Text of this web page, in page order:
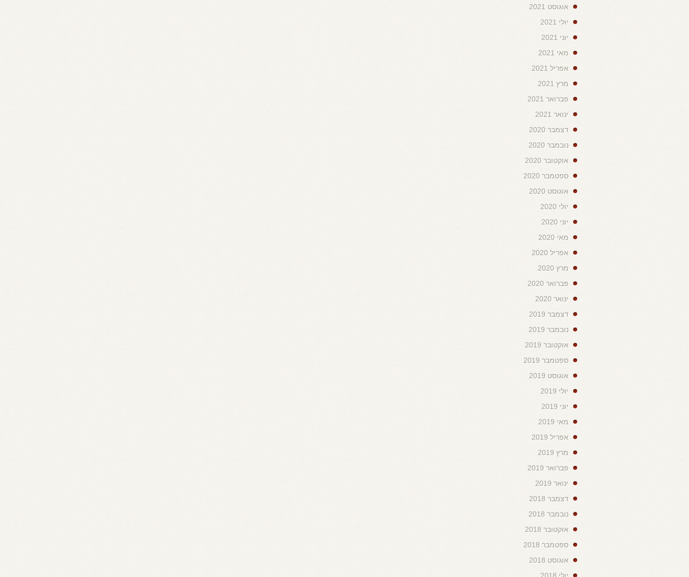
אוגוסט 2021
יולי 2021
יוני 2021
מאי 2021
אפריל 2021
מרץ 2021
פברואר 2021
ינואר 2021
דצמבר 2020
נובמבר 2020
אוקטובר 2020
ספטמבר 2020
אוגוסט 2020
יולי 2020
יוני 2020
מאי 2020
אפריל 2020
מרץ 2020
פברואר 2020
ינואר 2020
דצמבר 2019
נובמבר 2019
אוקטובר 2019
ספטמבר 2019
אוגוסט 2019
יולי 2019
יוני 2019
מאי 2019
אפריל 2019
מרץ 2019
פברואר 2019
ינואר 2019
דצמבר 2018
נובמבר 2018
אוקטובר 2018
ספטמבר 2018
אוגוסט 2018